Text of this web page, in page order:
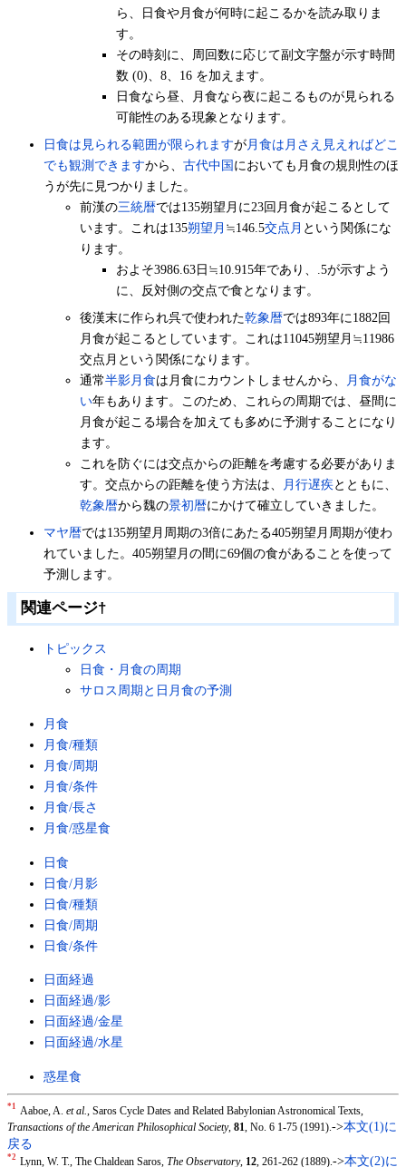
ら、日食や月食が何時に起こるかを読み取りま
す。
その時刻に、周回数に応じて副文字盤が示す時間
数 (0)、8、16 を加えます。
日食なら昼、月食なら夜に起こるものが見られる
可能性のある現象となります。
日食は見られる範囲が限られますが月食は月さえ見えればどこ
でも観測できますから、 古代中国においても月食の規則性のほ
うが先に見つかりました。
前漢の三統暦では135朔望月に23回月食が起こるとして
います。これは135朔望月 ≒146.5交点月 という関係にな
ります。
およそ3986.63日≒10.915年であり、.5が示すよう
に、反対側の交点で食となります。
後漢末に作られ呉で使われた乾象暦では893年に1882回
月食が起こるとしています。これは11045朔望月≒11986
交点月という関係になります。
通常半影月食は月食にカウントしませんから、
月食がな
い年もあります。このため、これらの周期では、昼間に
月食が起こる場合を加えても多めに予測することになり
ます。
これを防ぐには交点からの距離を考慮する必要がありま
す。交点からの距離を使う方法は、
月行遅疾とともに、
乾象暦から魏の景初暦にかけて確立していきました。
マヤ暦では135朔望月周期の3倍にあたる405朔望月周期が使わ
れていました。405朔望月の間に69個の食があることを使って
予測します。
関連ページ†
トピックス
日食・月食の周期
サロス周期と日月食の予測
月食
月食/種類
月食/周期
月食/条件
月食/長さ
月食/惑星食
日食
日食/月影
日食/種類
日食/周期
日食/条件
日面経過
日面経過/影
日面経過/金星
日面経過/水星
惑星食
*1 Aaboe, A. et al.
, Saros Cycle Dates and Related Babylonian Astronomical Texts,
Transactions of the American Philosophical Society, 81 , No. 6 1-75 (1991). ->本文(1)に
戻る
*2 Lynn, W. T., The Chaldean Saros, The Observatory, 12 , 261-262 (1889). ->本文(2)に